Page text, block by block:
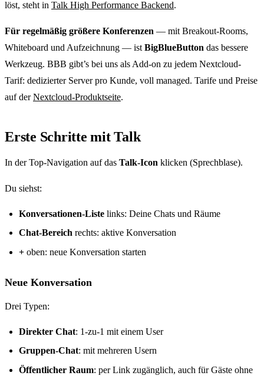
löst, steht in Talk High Performance Backend.
Für regelmäßig größere Konferenzen — mit Breakout-Rooms,
Whiteboard und Aufzeichnung — ist BigBlueButton das bessere
Werkzeug. BBB gibt’s bei uns als Add-on zu jedem Nextcloud-
Tarif: dedizierter Server pro Kunde, voll managed. Tarife und Preise
auf derNextcloud-Produktseite.
Erste Schritte mit Talk
In der Top-Navigation auf das Talk-Icon klicken (Sprechblase).
Du siehst:
Konversationen-Liste links: Deine Chats und Räume
Chat-Bereich rechts: aktive Konversation
+ oben: neue Konversation starten
Neue Konversation
Drei Typen:
Direkter Chat: 1-zu-1 mit einem User
Gruppen-Chat: mit mehreren Usern
Öffentlicher Raum: per Link zugänglich, auch für Gäste ohne